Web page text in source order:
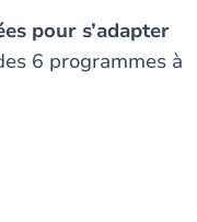
pour s’adapter
6 programmes à